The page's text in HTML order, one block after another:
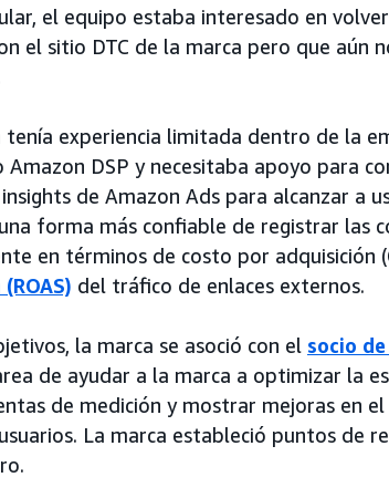
el equipo estaba interesado en
el sitio DTC de la marca pero que aún
tenía experiencia limitada dentro de la
Amazon DSP y necesitaba apoyo para
de Amazon Ads para alcanzar a
forma más confiable de registrar las
en términos de costo por adquisición
del tráfico de enlaces externos.
la marca se asoció con el socio
de ayudar a la marca a optimizar la
de medición y mostrar mejoras en el
La marca estableció puntos de